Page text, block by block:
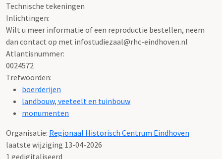
Technische tekeningen
Inlichtingen:
Wilt u meer informatie of een reproductie bestellen, neem
dan contact op met infostudiezaal@rhc-eindhoven.nl
Atlantisnummer:
0024572
Trefwoorden:
boerderijen
landbouw, veeteelt en tuinbouw
monumenten
Organisatie: Regionaal Historisch Centrum Eindhoven
laatste wijziging 13-04-2026
1 gedigitaliseerd